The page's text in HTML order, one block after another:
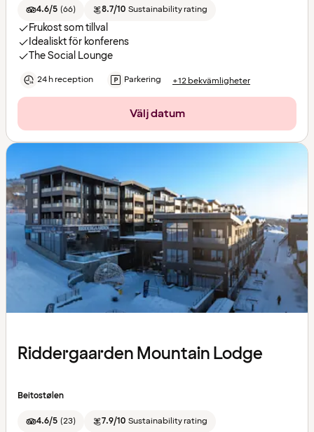
4.6/5 (66) 8.7/10 Sustainability rating
Frukost som tillval
Idealiskt för konferens
The Social Lounge
24 h reception Parkering +12 bekvämligheter
Välj datum
Riddergaarden Mountain Lodge
Beitostølen
4.6/5 (23) 7.9/10 Sustainability rating